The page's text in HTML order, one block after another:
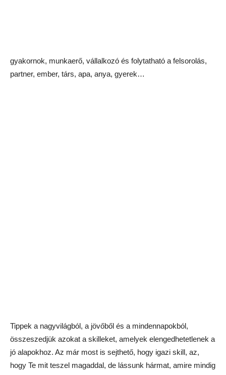
gyakornok, munkaerő, vállalkozó és folytatható a felsorolás,
partner, ember, társ, apa, anya, gyerek…
Tippek a nagyvilágból, a jövőből és a mindennapokból,
összeszedjük azokat a skilleket, amelyek elengedhetetlenek a
jó alapokhoz. Az már most is sejthető, hogy igazi skill, az,
hogy Te mit teszel magaddal, de lássunk hármat, amire mindig